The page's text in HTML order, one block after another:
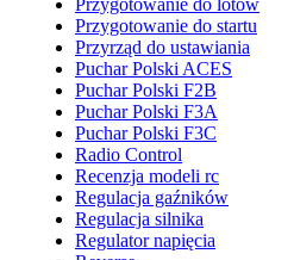
Przygotowanie do startu
Przyrząd do ustawiania
Puchar Polski ACES
Puchar Polski F2B
Puchar Polski F3A
Puchar Polski F3C
Radio Control
Recenzja modeli rc
Regulacja gaźników
Regulacja silnika
Regulator napięcia